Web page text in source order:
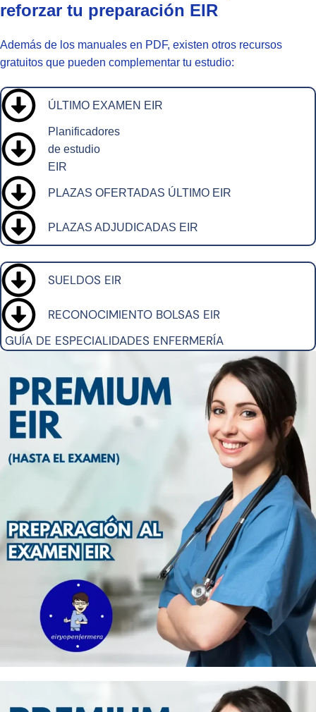
reforzar tu preparación EIR
Además de los manuales en PDF, existen otros recursos
gratuitos que pueden complementar tu estudio:
ÚLTIMO EXAMEN EIR
Planificadores
de estudio
EIR
PLAZAS OFERTADAS ÚLTIMO EIR
PLAZAS ADJUDICADAS EIR
SUELDOS EIR
RECONOCIMIENTO BOLSAS EIR
GUÍA DE ESPECIALIDADES ENFERMERÍA